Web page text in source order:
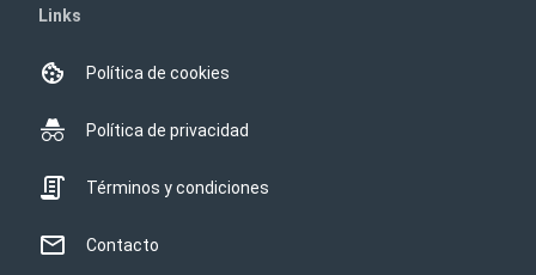
Links
Política de cookies
Política de privacidad
Términos y condiciones
Contacto